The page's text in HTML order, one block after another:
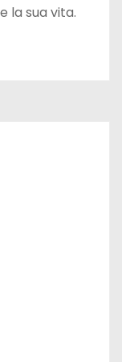
la sua vita.